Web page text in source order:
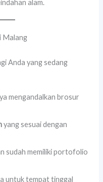
alam.
Malang
Anda yang sedang
mengandalkan brosur
yang sesuai dengan
sudah memiliki portofolio
untuk tempat tinggal